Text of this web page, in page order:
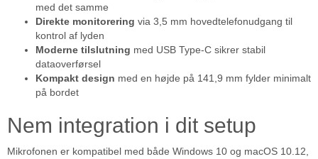
med det samme
Direkte monitorering via 3,5 mm hovedtelefonudgang til
kontrol af lyden
Moderne tilslutning med USB Type-C sikrer stabil
dataoverførsel
Kompakt design med en højde på 141,9 mm fylder minimalt
på bordet
Nem integration i dit setup
Mikrofonen er kompatibel med både Windows 10 og macOS 10.12,